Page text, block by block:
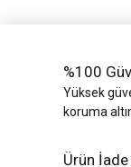
%100
Yüksek
koruma
Ürün